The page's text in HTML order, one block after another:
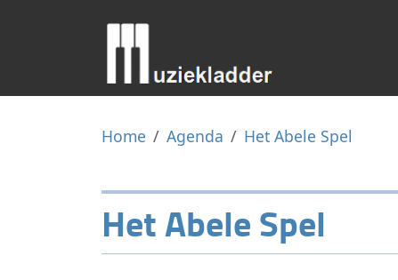
Home Agenda Het Abele Spel
Het Abele Spel